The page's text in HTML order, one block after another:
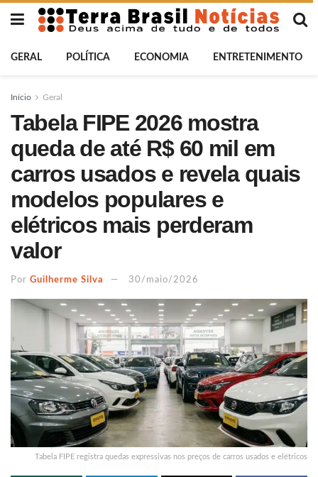
GERAL POLÍTICA ECONOMIA ENTRETENIMENTO
Início Geral
Tabela FIPE 2026 mostra
queda de até R$ 60 mil em
carros usados e revela quais
modelos populares e
elétricos mais perderam
valor
Por Guilherme Silva 30/maio/2026
Tabela FIPE registra quedas expressivas nos preços de carros usados e elétricos